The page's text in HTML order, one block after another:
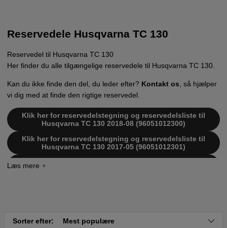
Reservedele Husqvarna TC 130
Reservedel til Husqvarna TC 130
Her finder du alle tilgængelige reservedele til Husqvarna TC 130.
Kan du ikke finde den del, du leder efter? Kontakt os , så hjælper
vi dig med at finde den rigtige reservedel.
Klik her for reservedelstegning og reservedelsliste til
Husqvarna TC 130 2018-08 (96051012300)
Klik her for reservedelstegning og reservedelsliste til
Husqvarna TC 130 2017-05 (96051012301)
Husqvarna TC 130 2019-12 (96051019400)
Husqvarna TC130 2014-08 (96051012300)
Sorter efter: Mest populære